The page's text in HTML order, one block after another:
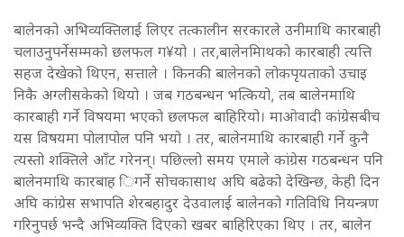
बालेनको अभिव्यक्तिलाई लिएर तत्कालीन सरकारले उनीमाथि कारबाही
चलाउनुपर्नेसम्मको छलफल ग¥यो । तर,बालेनमािथको कारबाही त्यत्ति
सहज देखेको थिएन, सत्ताले । किनकी बालेनको लोकपृयताको उचाइ
निकै अग्लीसकेको थियो । जब गठबन्धन भत्कियो, तब बालेनमाथि
कारबाही गर्ने विषयमा भएको छलफल बाहिरियो। माओवादी कांग्रेसबीच
यस विषयमा पोलापोल पनि भयो । तर, बालेनमाथि कारबाही गर्ने कुनै
त्यस्तो शक्तिले आँट गरेनन्। पछिल्लो समय एमाले कांग्रेस गठबन्धन पनि
बालेनमाथि कारबाह िगर्ने सोचकासाथ अघि बढेको देखिन्छ, केही दिन
अघि कांग्रेस सभापति शेरबहादुर देउवालाई बालेनको गतिविधि नियन्त्रण
गरिनुपर्छ भन्दै अभिव्यक्ति दिएको खबर बाहिरिएका थिए । तर, बालेन